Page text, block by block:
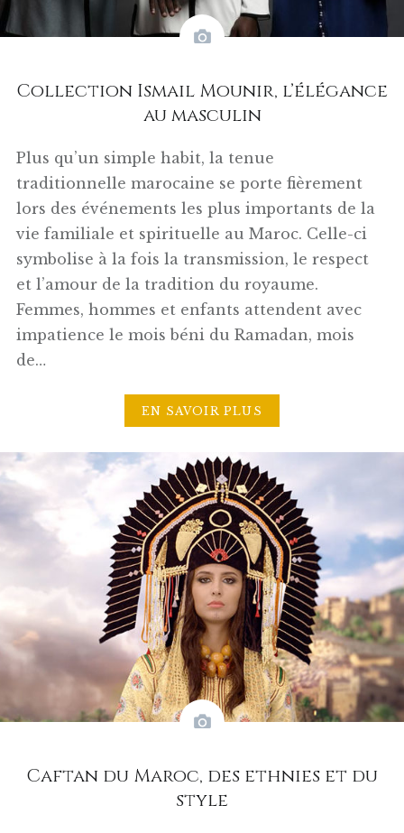
Collection Ismail Mounir, l’élégance
au masculin
Plus qu’un simple habit, la tenue
traditionnelle marocaine se porte fièrement
lors des événements les plus importants de la
vie familiale et spirituelle au Maroc. Celle-ci
symbolise à la fois la transmission, le respect
et l’amour de la tradition du royaume.
Femmes, hommes et enfants attendent avec
impatience le mois béni du Ramadan, mois
de…
EN SAVOIR PLUS
Caftan du Maroc, des ethnies et du
style